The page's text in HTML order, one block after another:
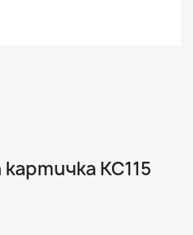
КС115